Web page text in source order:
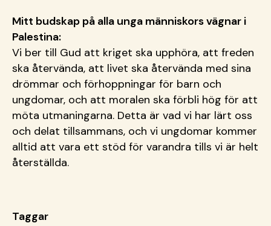
Mitt budskap på alla unga människors vägnar i
Palestina:
Vi ber till Gud att kriget ska upphöra, att freden
ska återvända, att livet ska återvända med sina
drömmar och förhoppningar för barn och
ungdomar, och att moralen ska förbli hög för att
möta utmaningarna. Detta är vad vi har lärt oss
och delat tillsammans, och vi ungdomar kommer
alltid att vara ett stöd för varandra tills vi är helt
återställda.
Taggar